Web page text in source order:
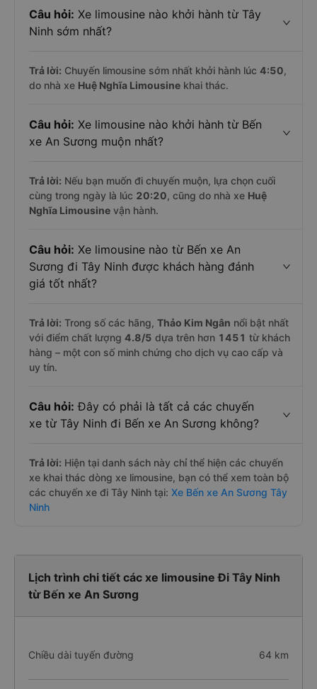
Câu hỏi: Xe limousine nào khởi hành từ Tây
Ninh sớm nhất?
Trả lời: Chuyến limousine sớm nhất khởi hành lúc 4:50,
do nhà xe Huệ Nghĩa Limousine khai thác.
Câu hỏi: Xe limousine nào khởi hành từ Bến
xe An Sương muộn nhất?
Trả lời: Nếu bạn muốn đi chuyến muộn, lựa chọn cuối
cùng trong ngày là lúc 20:20, cũng do nhà xe Huệ
Nghĩa Limousine vận hành.
Câu hỏi: Xe limousine nào từ Bến xe An
Sương đi Tây Ninh được khách hàng đánh
giá tốt nhất?
Trả lời: Trong số các hãng, Thảo Kim Ngân nổi bật nhất
với điểm chất lượng 4.8/5 dựa trên hơn 1451 từ khách
hàng – một con số minh chứng cho dịch vụ cao cấp và
uy tín.
Câu hỏi: Đây có phải là tất cả các chuyến
xe từ Tây Ninh đi Bến xe An Sương không?
Trả lời: Hiện tại danh sách này chỉ thể hiện các chuyến
xe khai thác dòng xe limousine, bạn có thể xem toàn bộ
các chuyến xe đi Tây Ninh tại: Xe Bến xe An Sương Tây
Ninh
Lịch trình chi tiết các xe limousine Đi Tây Ninh
từ Bến xe An Sương
Chiều dài tuyến đường 64 km